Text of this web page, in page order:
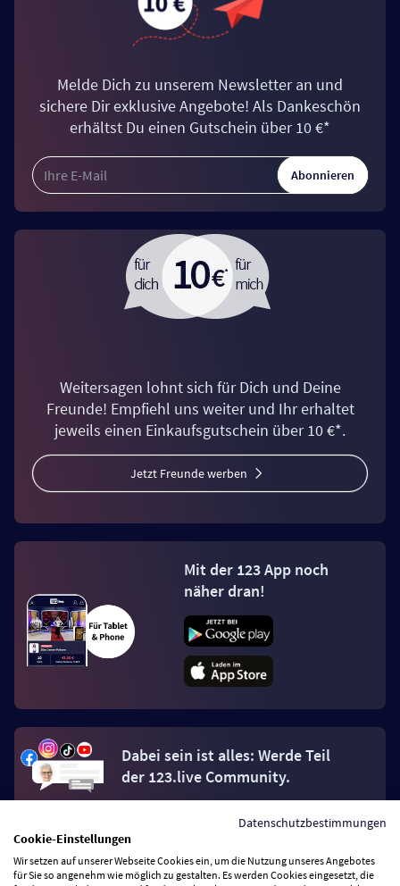
Melde Dich zu unserem Newsletter an und
sichere Dir exklusive Angebote! Als Dankeschön
erhältst Du einen Gutschein über 10 €*
Abonnieren
Weitersagen lohnt sich für Dich und Deine
Freunde! Empfiehl uns weiter und Ihr erhaltet
jeweils einen Einkaufsgutschein über 10 €*.
Jetzt Freunde werben
Mit der 123 App noch
näher dran!
Dabei sein ist alles: Werde Teil
der 123.live Community.
Datenschutzbestimmungen
Cookie-Einstellungen
Wir setzen auf unserer Webseite Cookies ein, um die Nutzung unseres Angebotes
für Sie so angenehm wie möglich zu gestalten. Es werden Cookies eingesetzt, die